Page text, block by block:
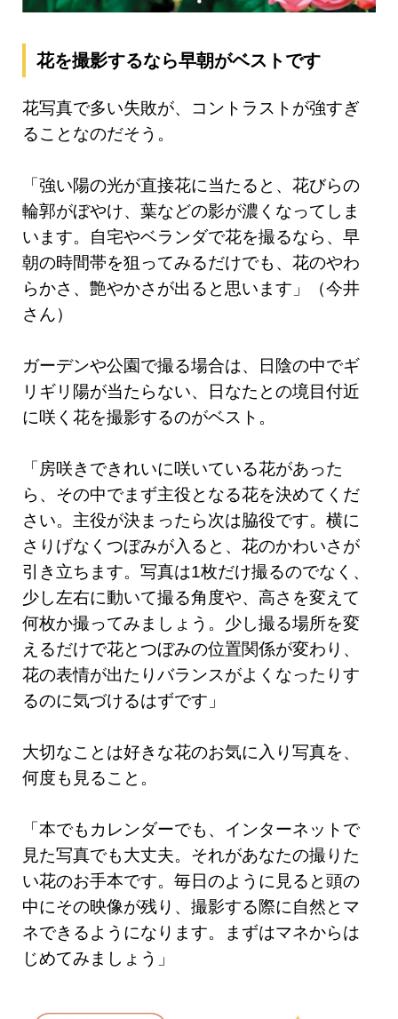
花を撮影するなら早朝がベストです
花写真で多い失敗が、コントラストが強すぎ
ることなのだそう。
「強い陽の光が直接花に当たると、花びらの
輪郭がぼやけ、葉などの影が濃くなってしま
います。自宅やベランダで花を撮るなら、早
朝の時間帯を狙ってみるだけでも、花のやわ
らかさ、艶やかさが出ると思います」（今井
さん）
ガーデンや公園で撮る場合は、日陰の中でギ
リギリ陽が当たらない、日なたとの境目付近
に咲く花を撮影するのがベスト。
「房咲きできれいに咲いている花があった
ら、その中でまず主役となる花を決めてくだ
さい。主役が決まったら次は脇役です。横に
さりげなくつぼみが入ると、花のかわいさが
引き立ちます。写真は1枚だけ撮るのでなく、
少し左右に動いて撮る角度や、高さを変えて
何枚か撮ってみましょう。少し撮る場所を変
えるだけで花とつぼみの位置関係が変わり、
花の表情が出たりバランスがよくなったりす
るのに気づけるはずです」
大切なことは好きな花のお気に入り写真を、
何度も見ること。
「本でもカレンダーでも、インターネットで
見た写真でも大丈夫。それがあなたの撮りた
い花のお手本です。毎日のように見ると頭の
中にその映像が残り、撮影する際に自然とマ
ネできるようになります。まずはマネからは
じめてみましょう」